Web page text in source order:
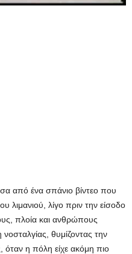
από ένα σπάνιο βίντεο που
λιμανιού, λίγο πριν την είσοδο
πλοία και ανθρώπους
θυμίζοντας την
όταν η πόλη είχε ακόμη πιο